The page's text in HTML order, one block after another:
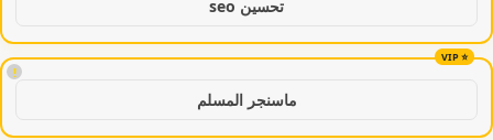
تحسين seo
!
ماسنجر المسلم